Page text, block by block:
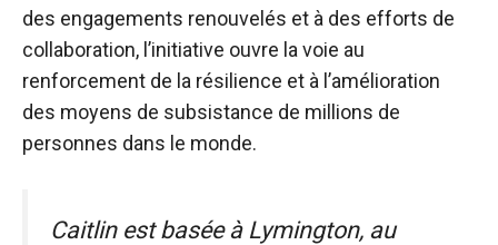
des engagements renouvelés et à des efforts de
collaboration, l’initiative ouvre la voie au
renforcement de la résilience et à l’amélioration
des moyens de subsistance de millions de
personnes dans le monde.
Caitlin est basée à Lymington, au